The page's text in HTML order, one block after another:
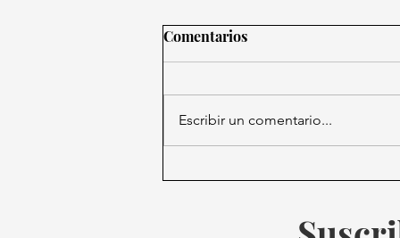
Trump y exige devolución.
Comentarios
Escribir un comentario...